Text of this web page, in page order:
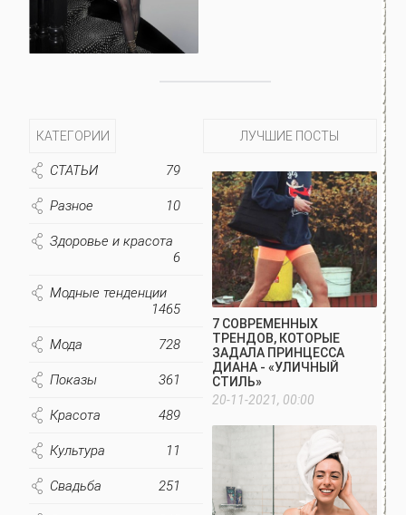
КАТЕГОРИИ
СТАТЬИ 79
Разное 10
Здоровье и красота
6
Модные тенденции
1465
Мода 728
Показы 361
Красота 489
Культура 11
Свадьба 251
ЛУЧШИЕ ПОСТЫ
7 СОВРЕМЕННЫХ
ТРЕНДОВ, КОТОРЫЕ
ЗАДАЛА ПРИНЦЕССА
ДИАНА - «УЛИЧНЫЙ
СТИЛЬ»
20-11-2021, 00:00